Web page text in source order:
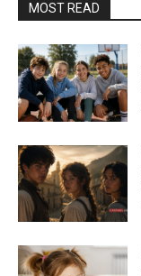
MOST READ